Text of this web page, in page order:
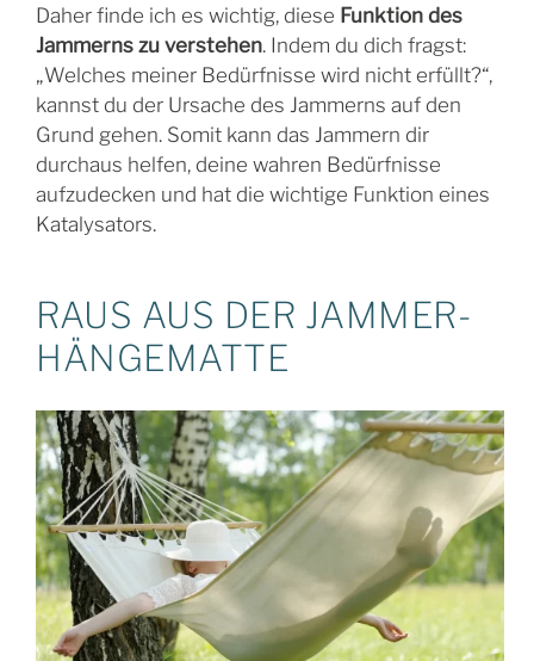
Daher finde ich es wichtig, diese Funktion des
Jammerns zu verstehen. Indem du dich fragst:
„Welches meiner Bedürfnisse wird nicht erfüllt?“,
kannst du der Ursache des Jammerns auf den
Grund gehen. Somit kann das Jammern dir
durchaus helfen, deine wahren Bedürfnisse
aufzudecken und hat die wichtige Funktion eines
Katalysators.
RAUS AUS DER JAMMER-
HÄNGEMATTE